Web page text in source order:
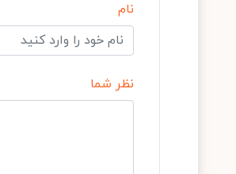
نام
نظر شما